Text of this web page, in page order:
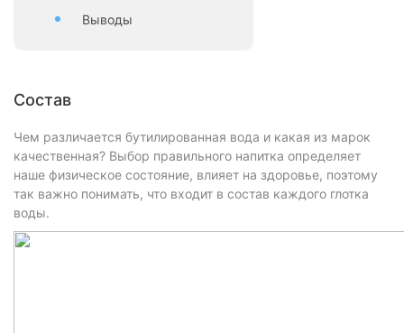
Выводы
Состав
Чем различается бутилированная вода и какая из марок
качественная? Выбор правильного напитка определяет
наше физическое состояние, влияет на здоровье, поэтому
так важно понимать, что входит в состав каждого глотка
воды.